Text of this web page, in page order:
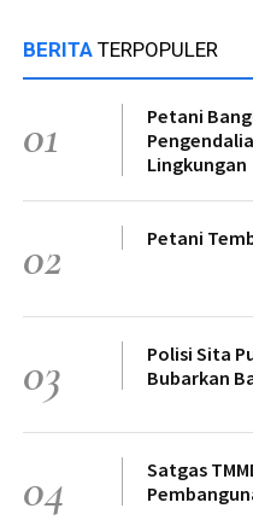
BERITA TERPOPULER
01
Petani
Lingkungan
02 Petani
03
Polisi Sita
Bubarkan
04
Satgas